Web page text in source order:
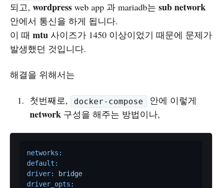
되고, wordpress web app 과 mariadb는 sub network
안에서 통신을 하게 됩니다.
이 때 mtu 사이즈가 1450 이상이었기 때문에 문제가
발생했던 것입니다.
해결을 위해서는
첫번째로, docker-compose 안에 이렇게
network구성을 해주는 방법이나,
networks:
default:
driver:
bridge
driver_opts: